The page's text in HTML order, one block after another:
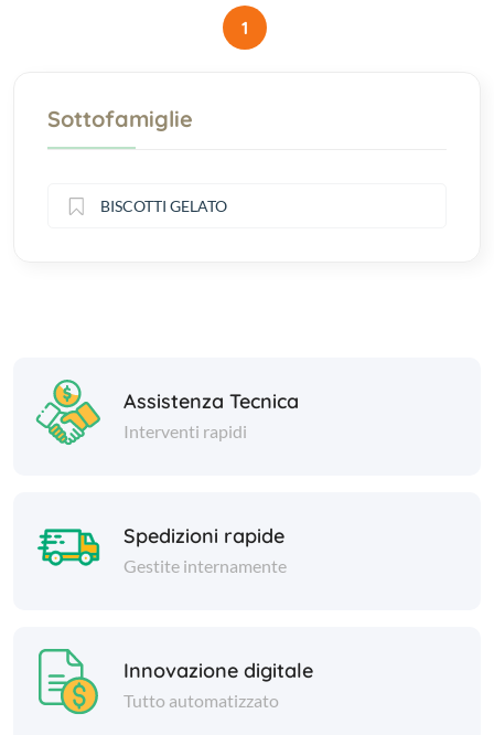
1
Sottofamiglie
BISCOTTI GELATO
Assistenza Tecnica
Interventi rapidi
Spedizioni rapide
Gestite internamente
Innovazione digitale
Tutto automatizzato